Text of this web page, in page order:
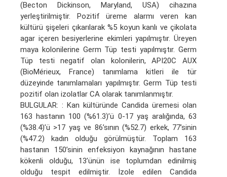
(Becton Dickinson, Maryland, USA) cihazına
yerleştirilmiştir. Pozitif üreme alarmı veren kan
kültürü şişeleri çıkarılarak %5 koyun kanlı ve çikolata
agar içeren besiyerlerine ekimleri yapılmıştır. Üreyen
maya kolonilerine Germ Tüp testi yapılmıştır. Germ
Tüp testi negatif olan kolonilerin, API20C AUX
(BioMérieux, France) tanımlama kitleri ile tür
düzeyinde tanımlamaları yapılmıştır. Germ Tüp testi
pozitif olan izolatlar CA olarak tanımlanmıştır.
BULGULAR: : Kan kültüründe Candida üremesi olan
163 hastanın 100 (%61.3)’ü 0-17 yaş aralığında, 63
(%38.4)’ü >17 yaş ve 86’sının (%52.7) erkek, 77’sinin
(%47.2) kadın olduğu görülmüştür. Toplam 163
hastanın 150’sinin enfeksiyon kaynağının hastane
kökenli olduğu, 13’ünün ise toplumdan edinilmiş
olduğu tespit edilmiştir. İzole edilen Candida